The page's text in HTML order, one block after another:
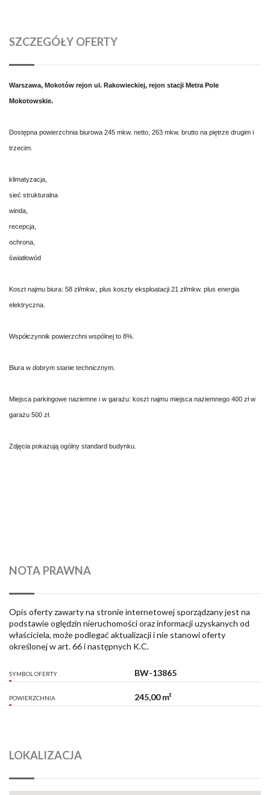
SZCZEGÓŁY OFERTY
Warszawa, Mokotów rejon ul. Rakowieckiej, rejon stacji Metra Pole
Mokotowskie.
Dostępna powierzchnia biurowa 245 mkw. netto, 263 mkw. brutto na piętrze drugim i
trzecim.
klimatyzacja,
sieć strukturalna
winda,
recepcja,
ochrona,
światłowód
Koszt najmu biura: 58 zł/mkw., plus koszty eksploatacji 21 zł/mkw. plus energia
elektryczna.
Współczynnik powierzchni wspólnej to 8%.
Biura w dobrym stanie technicznym.
​Miejsca parkingowe naziemne i w garażu: koszt najmu miejsca naziemnego 400 zł w
garażu 500 zł.
Zdjęcia pokazują ogólny standard budynku.
NOTA PRAWNA
Opis oferty zawarty na stronie internetowej sporządzany jest na
podstawie oględzin nieruchomości oraz informacji uzyskanych od
właściciela, może podlegać aktualizacji i nie stanowi oferty
określonej w art. 66 i następnych K.C.
SYMBOL OFERTY BW-13865
POWIERZCHNIA 245,00 m²
LOKALIZACJA